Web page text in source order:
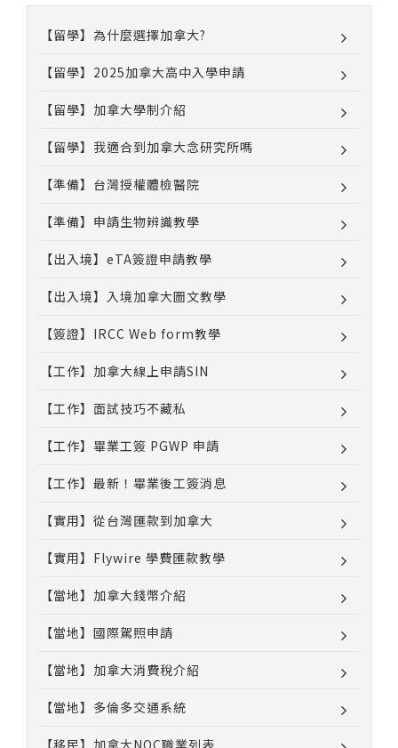
【留學】為什麼選擇加拿大?
【留學】2025加拿大高中入學申請
【留學】加拿大學制介紹
【留學】我適合到加拿大念研究所嗎
【準備】台灣授權體檢醫院
【準備】申請生物辨識教學
【出入境】eTA簽證申請教學
【出入境】入境加拿大圖文教學
【簽證】IRCC Web form教學
【工作】加拿大線上申請SIN
【工作】面試技巧不藏私
【工作】畢業工簽 PGWP 申請
【工作】最新！畢業後工簽消息
【實用】從台灣匯款到加拿大
【實用】Flywire 學費匯款教學
【當地】加拿大錢幣介紹
【當地】國際駕照申請
【當地】加拿大消費稅介紹
【當地】多倫多交通系統
【移民】加拿大NOC職業列表